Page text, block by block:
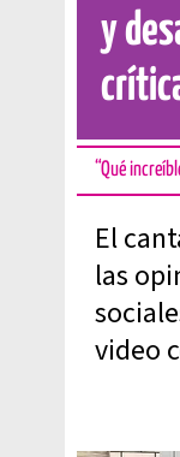
y
“Qué
El
las
video